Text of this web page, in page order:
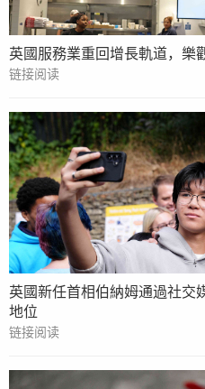
英國服務業重回增長軌道，樂
链接阅读
英國新任首相伯納姆通過社交
地位
链接阅读